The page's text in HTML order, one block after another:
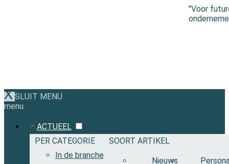
"Voor
SLUIT MENU
menu
ACTUEEL
PER CATEGORIE
In de branche
SOORT ARTIKEL
Nieuws